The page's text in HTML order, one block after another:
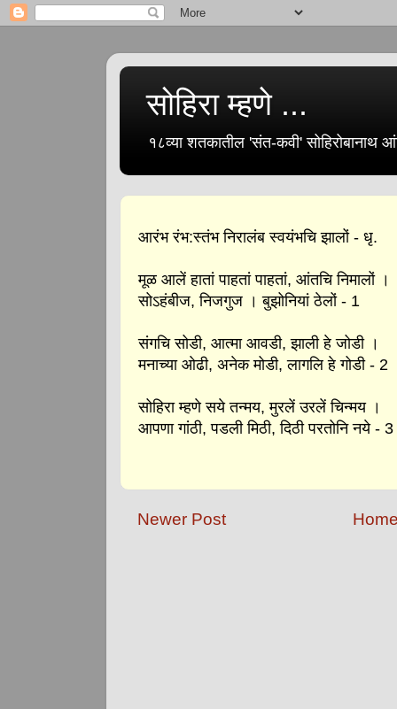
सोहिरा म्हणे ...
१८व्या शतकातील 'संत-कवी' सोहिरोबानाथ
आरंभ रंभ:स्तंभ निरालंब स्वयंभचि झालों - धृ.
मूळ आलें हातां पाहतां पाहतां, आंतचि निमालों ।
सोऽहंबीज, निजगुज । बुझोनियां ठेलों - 1
संगचि सोडी, आत्मा आवडी, झाली हे जोडी ।
मनाच्या ओढी, अनेक मोडी, लागलि हे गोडी - 2
सोहिरा म्हणे सये तन्मय, मुरलें उरलें चिन्मय ।
आपणा गांठी, पडली मिठी, दिठी परतोनि नये - 3
Newer Post